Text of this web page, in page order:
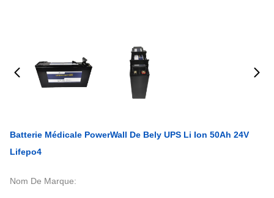
Batterie Médicale PowerWall De Bely UPS Li Ion 50Ah 24V
Lifepo4
Nom De Marque: